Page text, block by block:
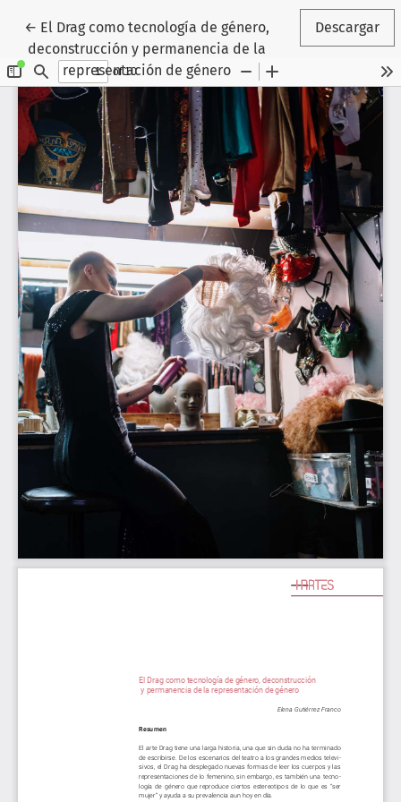
← Volver a los detalles del artículo
El Drag como tecnología de género,
deconstrucción y permanencia de la
representación de género
Descargar